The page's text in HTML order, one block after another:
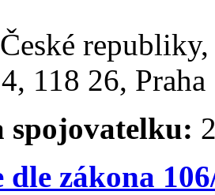
118 26,
spojovatelku:
zákona